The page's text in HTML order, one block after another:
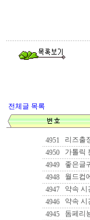
전체글 목록
4951 리즈출
4950
가톨릭
4949
좋은글
4948
월드컵
4947
약속 시
4946
약속 시
4945
돔페리